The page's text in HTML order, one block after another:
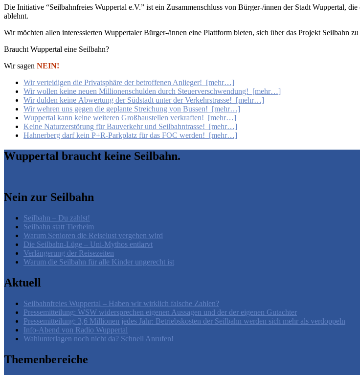
Die Initiative “Seilbahnfreies Wuppertal e.V.” ist ein Zusammenschluss von Bürger-/innen der Stadt Wuppertal, die
ablehnt.
Wir möchten allen interessierten Wuppertaler Bürger-/innen eine Plattform bieten, sich über das Projekt Seilbahn
Braucht Wuppertal eine Seilbahn?
Wir sagen NEIN!
Wir verteidigen die Privatsphäre der betroffenen Anlieger! [mehr…]
Wir wollen keine neuen Millionenschulden durch Steuerverschwendung! [mehr…]
Wir dulden keine Abwertung der Südstadt unter der Verkehrstrasse! [mehr…]
Wir wehren uns gegen die geplante Streichung von Bussen! [mehr…]
Wuppertal kann keine weiteren Großbaustellen verkraften! [mehr…]
Keine Naturzerstörung für Bauverkehr und Seilbahntrasse! [mehr…]
Hahnerberg darf kein P+R-Parkplatz für das FOC werden! [mehr…]
Wuppertal braucht keine Seilbahn.
Nein zur Seilbahn
Seilbahn – Du zahlst!
Seilbahn statt Tierheim
Warum Senioren die Reiselust vergehen wird
Die Seilbahn-Lüge – Uni-Mythos entlarvt
Verlängerung der Reisezeiten
Warum die Seilbahn für alle Kinder ungerecht ist
Aktuell
Seilbahnfreies Wuppertal – Haben wir wirklich falsche Zahlen?
Pressemitteilung: WSW widersprechen eigenen Aussagen und der der eigenen Gutachter
Pressemitteilung: 3,6 Millionen jedes Jahr: Betriebskosten der Seilbahn werden sich mehr als verdoppeln
Info-Abend von Radio Wuppertal
Wahlunterlagen noch nicht da? Schnell Anrufen!
Themenbereiche